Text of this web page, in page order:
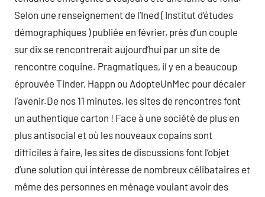
Selon une renseignement de l’Ined ( Institut d’études
démographiques ) publiée en février, près d’un couple
sur dix se rencontrerait aujourd’hui par un site de
rencontre coquine. Pragmatiques, il y en a beaucoup
éprouvée Tinder, Happn ou AdopteUnMec pour décaler
l’avenir.De nos 11 minutes, les sites de rencontres font
un authentique carton ! Face à une société de plus en
plus antisocial et où les nouveaux copains sont
difficiles à faire, les sites de discussions font l’objet
d’une solution qui intéresse de nombreux célibataires et
même des personnes en ménage voulant avoir des